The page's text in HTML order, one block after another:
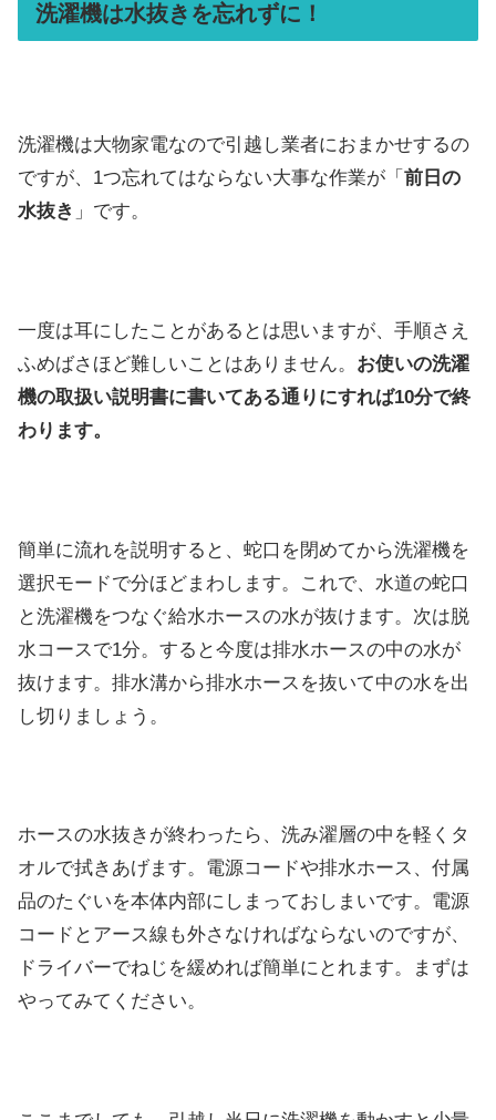
洗濯機は水抜きを忘れずに！
洗濯機は大物家電なので引越し業者におまかせするの
ですが、1つ忘れてはならない大事な作業が「 前日の
水抜き 」です。
一度は耳にしたことがあるとは思いますが、手順さえ
ふめばさほど難しいことはありません。 お使いの洗濯
機の取扱い説明書に書いてある通りにすれば10分で終
わります。
簡単に流れを説明すると、蛇口を閉めてから洗濯機を
選択モードで分ほどまわします。これで、水道の蛇口
と洗濯機をつなぐ給水ホースの水が抜けます。次は脱
水コースで1分。すると今度は排水ホースの中の水が
抜けます。排水溝から排水ホースを抜いて中の水を出
し切りましょう。
ホースの水抜きが終わったら、洗み濯層の中を軽くタ
オルで拭きあげます。電源コードや排水ホース、付属
品のたぐいを本体内部にしまっておしまいです。電源
コードとアース線も外さなければならないのですが、
ドライバーでねじを緩めれば簡単にとれます。まずは
やってみてください。